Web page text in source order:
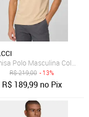
piquet Verde
Polo Masculina Colcci
R$219,00 - 13%
R$ 189,99 no Pix